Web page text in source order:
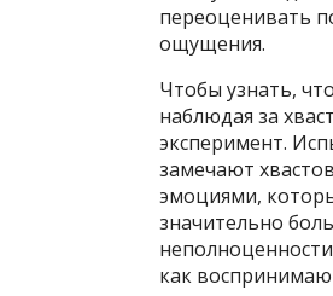
переоценивать
ощущения.
Чтобы узнать,
наблюдая за
эксперимент.
замечают
эмоциями,
значительно
как